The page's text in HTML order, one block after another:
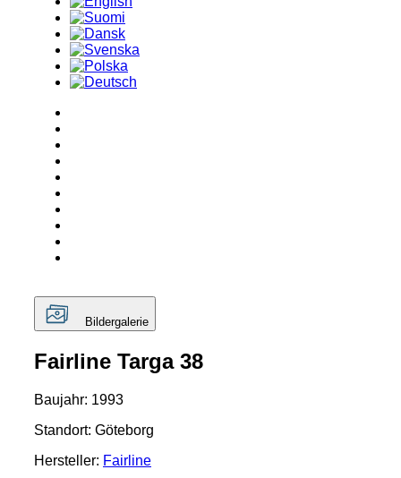
Bildergalerie
Fairline Targa 38
Baujahr: 1993
Standort: Göteborg
Hersteller: Fairline